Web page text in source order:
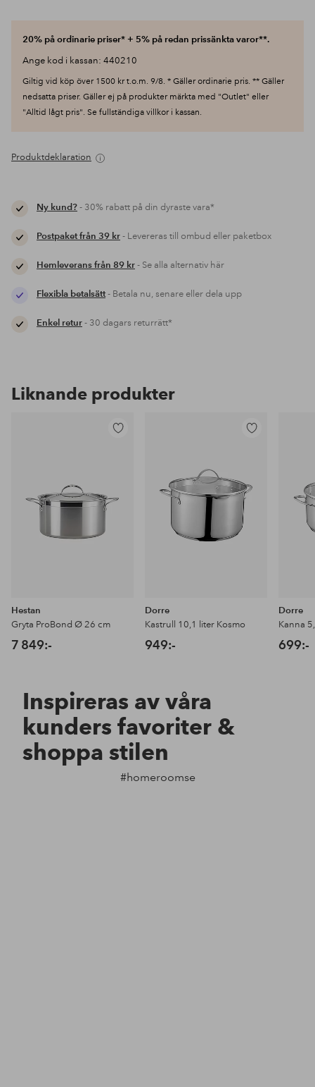
20% på ordinarie priser* + 5% på redan prissänkta varor**.
Ange kod i kassan: 440210
Giltig vid köp över 1500 kr t.o.m. 9/8. * Gäller ordinarie pris. ** Gäller
nedsatta priser. Gäller ej på produkter märkta med "Outlet" eller
"Alltid lågt pris". Se fullständiga villkor i kassan.
Produktdeklaration
Ny kund?- 30% rabatt på din dyraste vara*
Postpaket från 39 kr- Levereras till ombud eller paketbox
Hemleverans från 89 kr- Se alla alternativ här
Flexibla betalsätt- Betala nu, senare eller dela upp
Enkel retur- 30 dagars returrätt*
Liknande produkter
Hestan
Gryta ProBond Ø 26 cm
7 849:-
Dorre
Kastrull 10,1 liter Kosmo
949:-
Dorre
Kanna
699:-
Inspireras av våra
kunders favoriter &
shoppa stilen
#homeroomse